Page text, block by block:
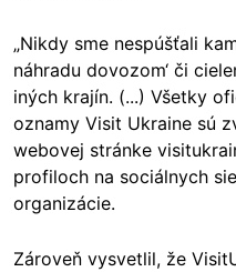
„Nikdy sme nespúšťali
náhradu dovozom‘ či
iných krajín. (...) Všetky
oznamy Visit Ukraine sú
webovej stránke
profiloch na sociálnych
organizácie.
Zároveň vysvetlil, že